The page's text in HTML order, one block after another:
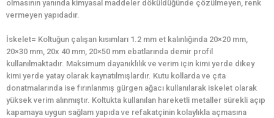
olmasının yanında kimyasal maddeler döküldüğünde çözülmeyen, renk
vermeyen yapıdadır.
İskelet= Koltuğun çalışan kısımları 1.2 mm et kalınlığında 20×20 mm,
20×30 mm, 20x 40 mm, 20×50 mm ebatlarında demir profil
kullanılmaktadır. Maksimum dayanıklılık ve verim için kimi yerde dikey
kimi yerde yatay olarak kaynatılmışlardır. Kutu kollarda ve çıta
donatmalarında ise fırınlanmış gürgen ağacı kullanılarak iskelet olarak
yüksek verim alınmıştır. Koltukta kullanılan hareketli metaller sürekli açıp
kapamaya uygun sağlam yapıda ve refakatçinin kolaylıkla açmasına